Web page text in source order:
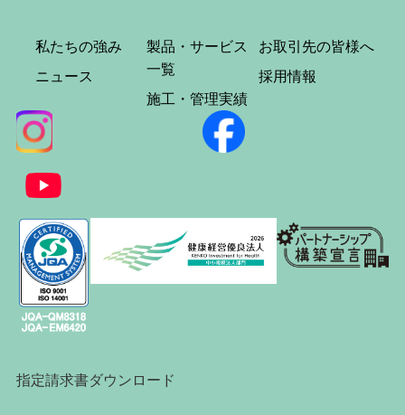
私たちの強み
ニュース
製品・サービス
一覧
施工・管理実績
お取引先の皆様へ
採用情報
指定請求書ダウンロード